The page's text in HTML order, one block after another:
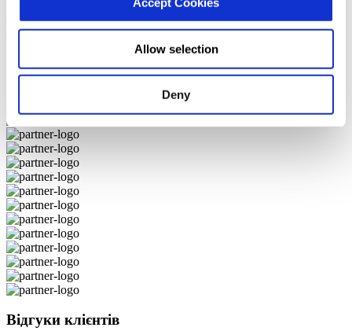
Allow selection
Deny
Відгуки клієнтів